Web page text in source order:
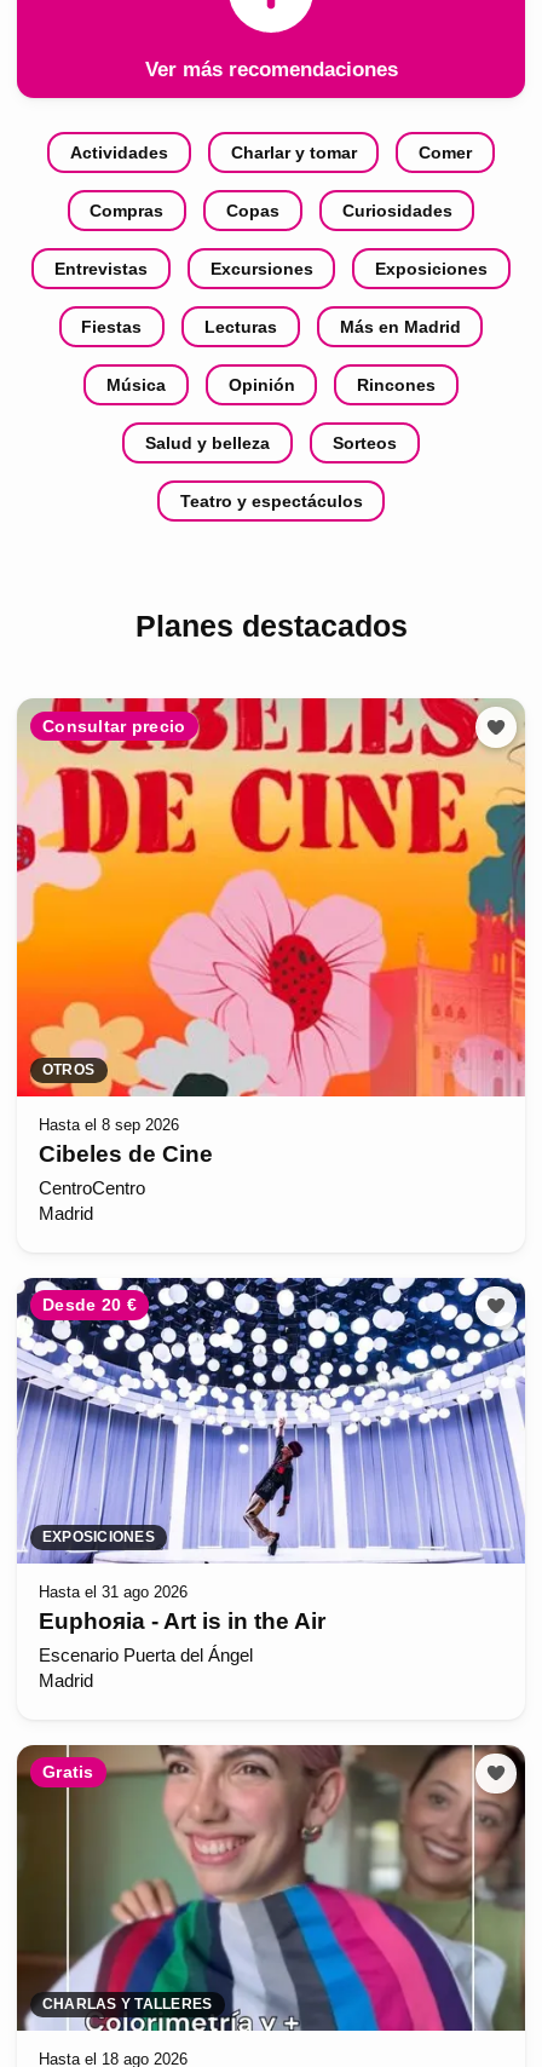
Ver más recomendaciones
Actividades Charlar y tomar Comer
Compras Copas Curiosidades
Entrevistas Excursiones Exposiciones
Fiestas Lecturas Más en Madrid
Música Opinión Rincones
Salud y belleza Sorteos
Teatro y espectáculos
Planes destacados
Consultar precio
OTROS
Hasta el 8 sep 2026
Cibeles de Cine
CentroCentro
Madrid
Desde 20 €
EXPOSICIONES
Hasta el 31 ago 2026
Euphoяia - Art is in the Air
Escenario Puerta del Ángel
Madrid
Gratis
CHARLAS Y TALLERES
Hasta el 18 ago 2026